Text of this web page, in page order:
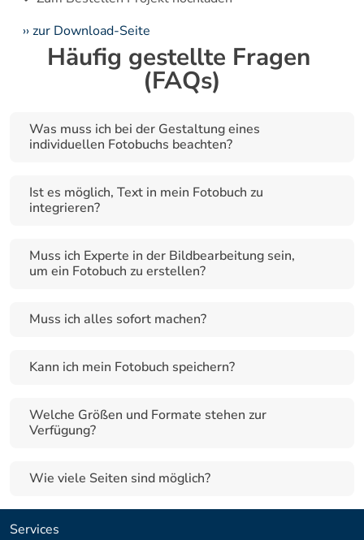
›› zur Download-Seite
Häufig gestellte Fragen
(FAQs)
Was muss ich bei der Gestaltung eines
individuellen Fotobuchs beachten?
Ist es möglich, Text in mein Fotobuch zu
integrieren?
Muss ich Experte in der Bildbearbeitung sein,
um ein Fotobuch zu erstellen?
Muss ich alles sofort machen?
Kann ich mein Fotobuch speichern?
Welche Größen und Formate stehen zur
Verfügung?
Wie viele Seiten sind möglich?
Services